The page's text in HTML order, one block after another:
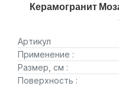
Керамогранит
Артикул
Применение :
Размер, см :
Поверхность :